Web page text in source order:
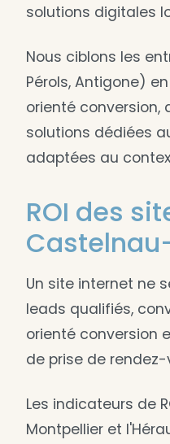
solutions digitales
Nous ciblons les
Pérols, Antigone)
orienté
solutions dédiées
adaptées au
ROI des
Un site internet ne
leads qualifiés,
orienté conversion
de prise de
Les indicateurs de
Montpellier et